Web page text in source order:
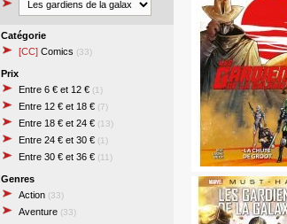
Catégorie
[CC] Comics (33)
Prix
Entre 6 € et 12 € (1)
Entre 12 € et 18 € (7)
Entre 18 € et 24 € (13)
Entre 24 € et 30 € (1)
Entre 30 € et 36 € (11)
Genres
Action (33)
Aventure (33)